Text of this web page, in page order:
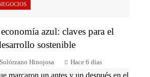
azul: claves para el
sostenible
Hinojosa Hace 6 días